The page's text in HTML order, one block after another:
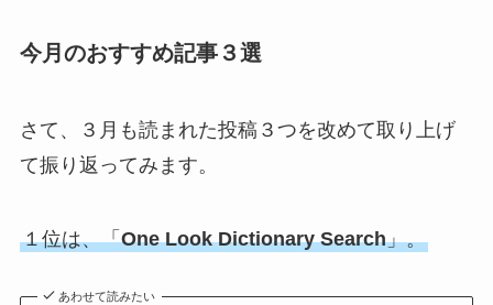
今月のおすすめ記事３選
さて、３月も読まれた投稿３つを改めて取り上げ
て振り返ってみます。
１位は、「One Look Dictionary Search」。
あわせて読みたい